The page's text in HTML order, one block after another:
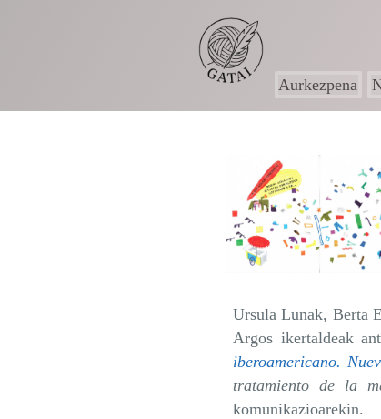
Aurkezpena
Ursula Lunak, Berta
Argos ikertaldeak
iberoamericano.
tratamiento de la
komunikazioarekin.